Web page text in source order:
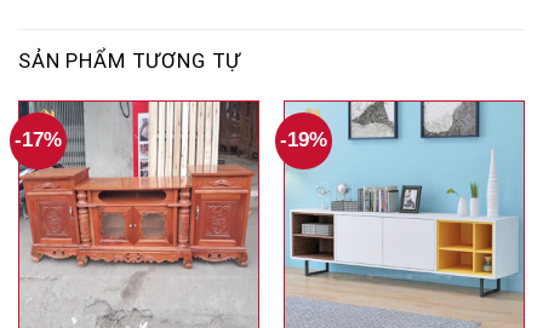
SẢN PHẨM TƯƠNG TỰ
-17% -19%